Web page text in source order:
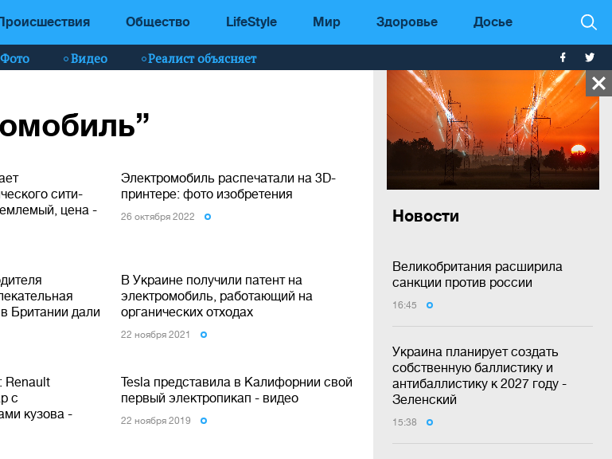
Общество LifeStyle Мир Здоровье Досье
Фото Видео Реалист объясняет
Новости
Великобритания расширила
санкции против россии
16:45
Украина планирует создать
собственную баллистику и
антибаллистику к 2027 году -
Зеленский
15:38
сити-
цена -
Электромобиль распечатали на 3D-
принтере: фото изобретения
26 октября 2022
Британии дали
В Украине получили патент на
электромобиль, работающий на
органических отходах
22 ноября 2021
Renault
с
кузова -
Tesla представила в Калифорнии свой
первый электропикап - видео
22 ноября 2019